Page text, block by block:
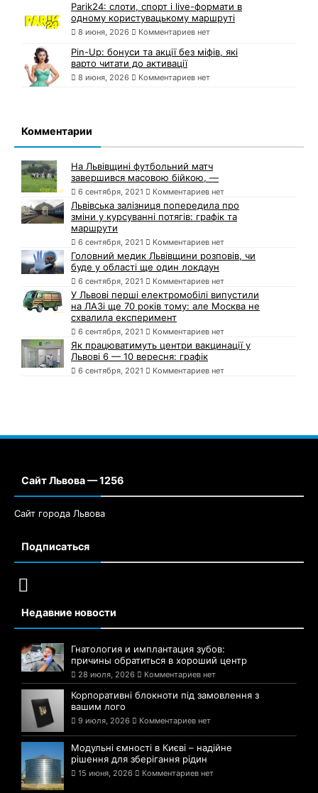
Parik24: слоти, спорт і live-формати в
одному користувацькому маршруті
8 июня, 2026 Комментариев нет
Pin-Up: бонуси та акції без міфів, які
варто читати до активації
8 июня, 2026 Комментариев нет
Комментарии
На Львівщині футбольний матч
завершився масовою бійкою, —
6 сентября, 2021 Комментариев нет
Львівська залізниця попередила про
зміни у курсуванні потягів: графік та
маршрути
6 сентября, 2021 Комментариев нет
Головний медик Львівщини розповів, чи
буде у області ще один локдаун
6 сентября, 2021 Комментариев нет
У Львові перші електромобілі випустили
на ЛАЗі ще 70 років тому: але Москва не
схвалила експеримент
6 сентября, 2021 Комментариев нет
Як працюватимуть центри вакцинації у
Львові 6 — 10 вересня: графік
6 сентября, 2021 Комментариев нет
Сайт Львова — 1256
Сайт города Львова
Подписаться
Недавние новости
Гнатология и имплантация зубов:
причины обратиться в хороший центр
28 июля, 2026 Комментариев нет
Корпоративні блокноти під замовлення з
вашим лого
9 июля, 2026 Комментариев нет
Модульні ємності в Києві – надійне
рішення для зберігання рідин
15 июня, 2026 Комментариев нет